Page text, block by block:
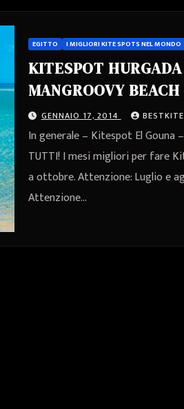
EGITTO I MIGLIORI KITE SPOTS NEL MONDO
KITESPOT HURGADA – EL GOUNA
MANGROOVY
KITING
GENNAIO 17, 2014
In generale – Kitespot El Gouna
TUTTI! I mesi migliori per fare
a ottobre. Attenzione: Luglio e
Attenzione…